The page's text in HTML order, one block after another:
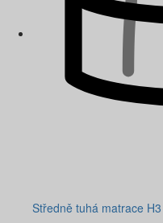
Středně tuhá matrace H3